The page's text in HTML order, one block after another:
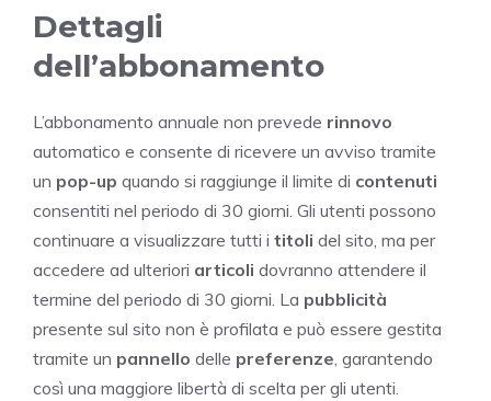
Dettagli
dell’abbonamento
L’abbonamento annuale non prevede rinnovo
automatico e consente di ricevere un avviso tramite
un pop-up quando si raggiunge il limite di contenuti
consentiti nel periodo di 30 giorni. Gli utenti possono
continuare a visualizzare tutti i titoli del sito, ma per
accedere ad ulteriori articoli dovranno attendere il
termine del periodo di 30 giorni. La pubblicità
presente sul sito non è profilata e può essere gestita
tramite un pannello delle preferenze, garantendo
così una maggiore libertà di scelta per gli utenti.